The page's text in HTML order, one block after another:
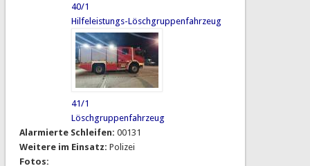
40/1
Hilfeleistungs-Löschgruppenfahrzeug
41/1
Löschgruppenfahrzeug
Alarmierte Schleifen: 00131
Weitere im Einsatz: Polizei
Fotos: